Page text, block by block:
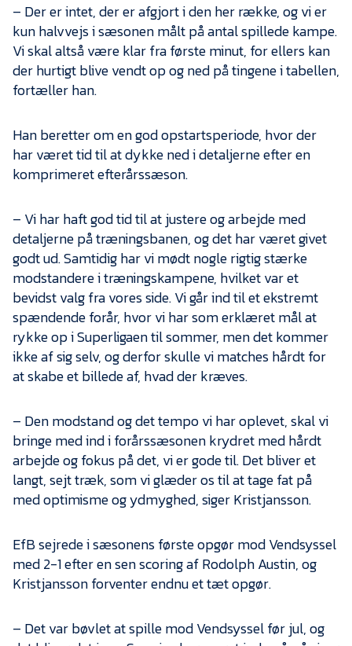
– Der er intet, der er afgjort i den her række, og vi er
kun halvvejs i sæsonen målt på antal spillede kampe.
Vi skal altså være klar fra første minut, for ellers kan
der hurtigt blive vendt op og ned på tingene i tabellen,
fortæller han.
Han beretter om en god opstartsperiode, hvor der
har været tid til at dykke ned i detaljerne efter en
komprimeret efterårssæson.
– Vi har haft god tid til at justere og arbejde med
detaljerne på træningsbanen, og det har været givet
godt ud. Samtidig har vi mødt nogle rigtig stærke
modstandere i træningskampene, hvilket var et
bevidst valg fra vores side. Vi går ind til et ekstremt
spændende forår, hvor vi har som erklæret mål at
rykke op i Superligaen til sommer, men det kommer
ikke af sig selv, og derfor skulle vi matches hårdt for
at skabe et billede af, hvad der kræves.
– Den modstand og det tempo vi har oplevet, skal vi
bringe med ind i forårssæsonen krydret med hårdt
arbejde og fokus på det, vi er gode til. Det bliver et
langt, sejt træk, som vi glæder os til at tage fat på
med optimisme og ydmyghed, siger Kristjansson.
EfB sejrede i sæsonens første opgør mod Vendsyssel
med 2-1 efter en sen scoring af Rodolph Austin, og
Kristjansson forventer endnu et tæt opgør.
– Det var bøvlet at spille mod Vendsyssel før jul, og